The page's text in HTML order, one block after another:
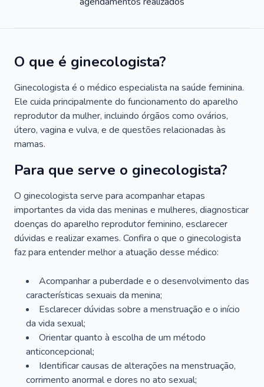
O que é ginecologista?
Ginecologista é o médico especialista na saúde feminina.
Ele cuida principalmente do funcionamento do aparelho
reprodutor da mulher, incluindo órgãos como ovários,
útero, vagina e vulva, e de questões relacionadas às
mamas.
Para que serve o ginecologista?
O ginecologista serve para acompanhar etapas
importantes da vida das meninas e mulheres, diagnosticar
doenças do aparelho reprodutor feminino, esclarecer
dúvidas e realizar exames. Confira o que o ginecologista
faz para entender melhor a atuação desse médico:
Acompanhar a puberdade e o desenvolvimento das
características sexuais da menina;
Esclarecer dúvidas sobre a menstruação e o início
da vida sexual;
Orientar quanto à escolha de um método
anticoncepcional;
Identificar causas de alterações na menstruação,
corrimento anormal e dores no ato sexual;